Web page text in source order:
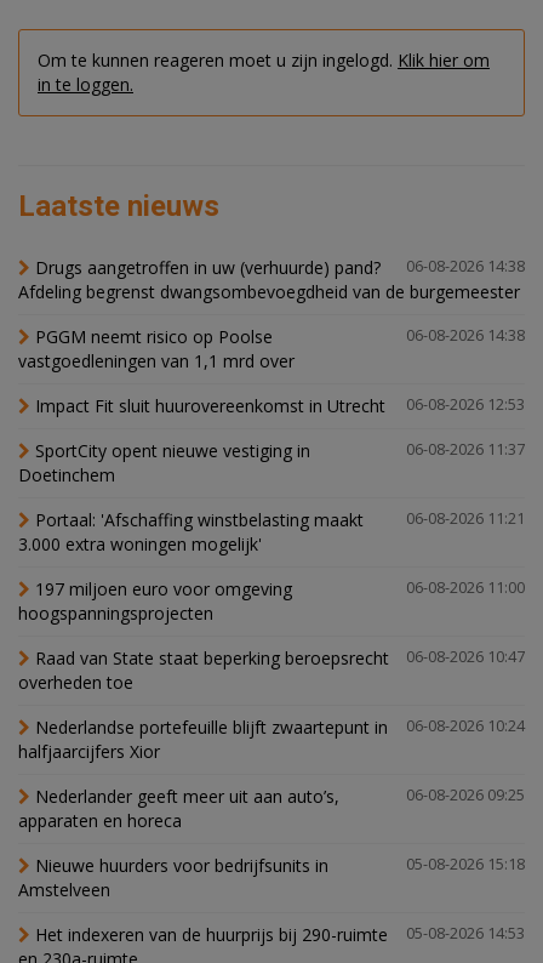
Om te kunnen reageren moet u zijn ingelogd. Klik hier om
in te loggen.
Laatste nieuws
06-08-2026 14:38
Drugs aangetroffen in uw (verhuurde) pand?
Afdeling begrenst dwangsombevoegdheid van de burgemeester
06-08-2026 14:38
PGGM neemt risico op Poolse
vastgoedleningen van 1,1 mrd over
06-08-2026 12:53
Impact Fit sluit huurovereenkomst in Utrecht
06-08-2026 11:37
SportCity opent nieuwe vestiging in
Doetinchem
06-08-2026 11:21
Portaal: 'Afschaffing winstbelasting maakt
3.000 extra woningen mogelijk'
06-08-2026 11:00
197 miljoen euro voor omgeving
hoogspanningsprojecten
06-08-2026 10:47
Raad van State staat beperking beroepsrecht
overheden toe
06-08-2026 10:24
Nederlandse portefeuille blijft zwaartepunt in
halfjaarcijfers Xior
06-08-2026 09:25
Nederlander geeft meer uit aan auto’s,
apparaten en horeca
05-08-2026 15:18
Nieuwe huurders voor bedrijfsunits in
Amstelveen
05-08-2026 14:53
Het indexeren van de huurprijs bij 290-ruimte